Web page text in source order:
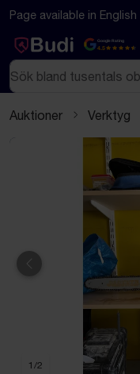
Hoppa till innehåll
Textbaserad
Page available in English
Google Rating
4.5
Sök
Auktioner Verktyg
Föregående
1 /2